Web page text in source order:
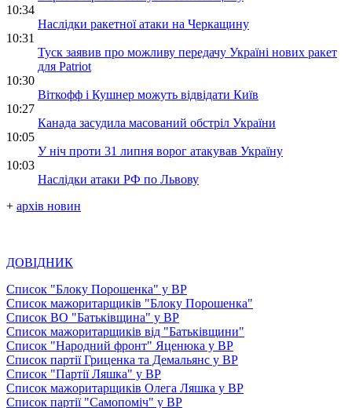
10:34
Наслідки ракетної атаки на Черкащину
10:31
Туск заявив про можливу передачу Україні нових ракет
для Patriot
10:30
Віткофф і Кушнер можуть відвідати Київ
10:27
Канада засудила масований обстріл України
10:05
У ніч проти 31 липня ворог атакував Україну
10:03
Наслідки атаки РФ по Львову
+ архів новин
ДОВІДНИК
Список "Блоку Порошенка" у ВР
Список мажоритарщиків "Блоку Порошенка"
Список ВО "Батьківщина" у ВР
Список мажоритарщиків від "Батьківщини"
Список "Народний фронт" Яценюка у ВР
Список партії Гриценка та Демальянс у ВР
Список "Партії Ляшка" у ВР
Список мажоритарщиків Олега Ляшка у ВР
Список партії "Самопоміч" у ВР